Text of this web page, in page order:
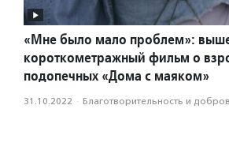
«Мне было мало проблем»:
короткометражный фильм о
подопечных «Дома с маяком»
31.10.2022 · Благотвори­тель­ность и